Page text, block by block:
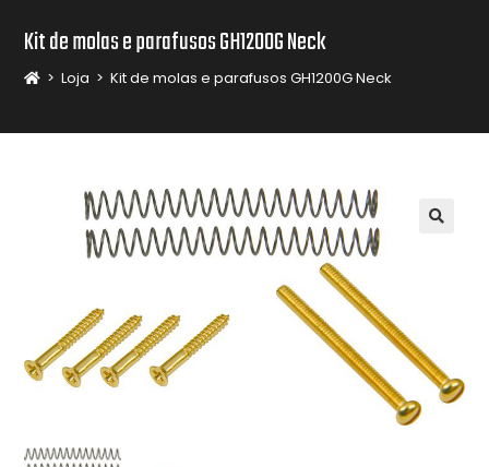
Kit de molas e parafusos GH1200G Neck
> Loja > Kit de molas e parafusos GH1200G Neck